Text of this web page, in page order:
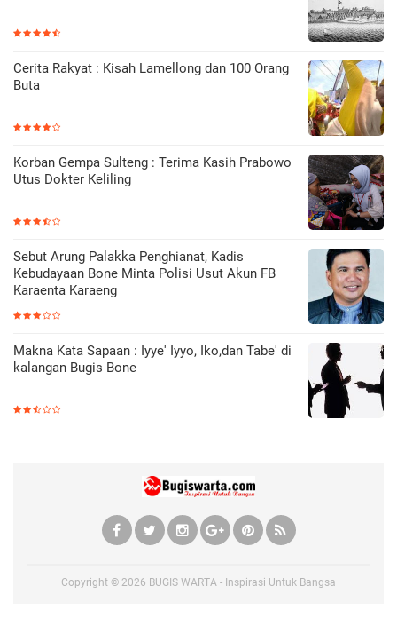
Cerita Rakyat : Kisah Lamellong dan 100 Orang
Buta
Korban Gempa Sulteng : Terima Kasih Prabowo
Utus Dokter Keliling
Sebut Arung Palakka Penghianat, Kadis
Kebudayaan Bone Minta Polisi Usut Akun FB
Karaenta Karaeng
Makna Kata Sapaan : Iyye' Iyyo, Iko,dan Tabe' di
kalangan Bugis Bone
Copyright © 2026 BUGIS WARTA - Inspirasi Untuk Bangsa